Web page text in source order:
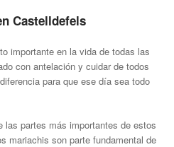
Castelldefels
importante en la vida de todas las
con antelación y cuidar de todos
para que ese día sea todo
las partes más importantes de estos
mariachis son parte fundamental de